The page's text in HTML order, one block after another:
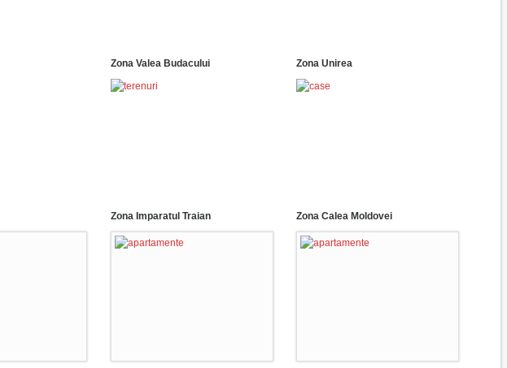
Zona Valea Budacului Zona Unirea
Zona Imparatul Traian Zona Calea Moldovei